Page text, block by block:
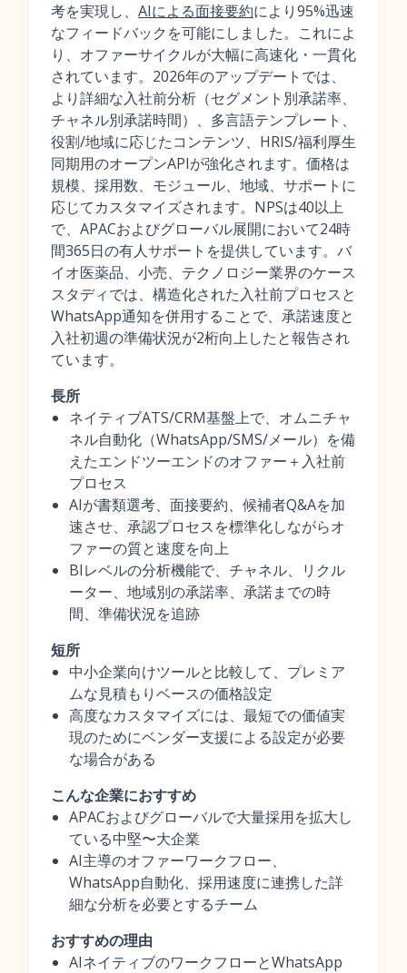
考を実現し、 AIによる面接要約により95%迅速
なフィードバックを可能にしました。これによ
り、オファーサイクルが大幅に高速化・一貫化
されています。2026年のアップデートでは、
より詳細な入社前分析（セグメント別承諾率、
チャネル別承諾時間）、多言語テンプレート、
役割/地域に応じたコンテンツ、HRIS/福利厚生
同期用のオープンAPIが強化されます。価格は
規模、採用数、モジュール、地域、サポートに
応じてカスタマイズされます。NPSは40以上
で、APACおよびグローバル展開において24時
間365日の有人サポートを提供しています。バ
イオ医薬品、小売、テクノロジー業界のケース
スタディでは、構造化された入社前プロセスと
WhatsApp通知を併用することで、承諾速度と
入社初週の準備状況が2桁向上したと報告され
ています。
長所
ネイティブATS/CRM基盤上で、オムニチャ
ネル自動化（WhatsApp/SMS/メール）を備
えたエンドツーエンドのオファー＋入社前
プロセス
AIが書類選考、面接要約、候補者Q&Aを加
速させ、承認プロセスを標準化しながらオ
ファーの質と速度を向上
BIレベルの分析機能で、チャネル、リクル
ーター、地域別の承諾率、承諾までの時
間、準備状況を追跡
短所
中小企業向けツールと比較して、プレミア
ムな見積もりベースの価格設定
高度なカスタマイズには、最短での価値実
現のためにベンダー支援による設定が必要
な場合がある
こんな企業におすすめ
APACおよびグローバルで大量採用を拡大し
ている中堅〜大企業
AI主導のオファーワークフロー、
WhatsApp自動化、採用速度に連携した詳
細な分析を必要とするチーム
おすすめの理由
AIネイティブのワークフローとWhatsApp